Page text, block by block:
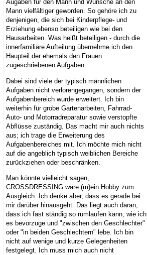
Augaben für den Mann und Wünsche an den
Mann vielfältiger geworden. So gehöre ich zu
denjenigen, die sich bei Kinderpflege- und
Erziehung ebenso beteiligen wie bei den
Hausarbeiten. Was heißt beteiligen - durch die
innerfamiliäre Aufteilung übernehme ich den
Haupteil der ehemals den Frauen
zugeschriebenen Aufgaben.
Dabei sind viele der typisch männlichen
Aufgaben nicht verlorengegangen, sondern der
Aufgabenbereich wurde erweitert. Ich bin
weiterhin für grobe Gartenarbeiten, Fahrrad-
Auto- und Motorradreparatur sowie verstopfte
Abflüsse zuständig. Das macht mir auch nichts
aus; ich trage die Erweiterung des
Aufgabenbereiches mit. Ich möchte mich nicht
auf die angeblich typisch weiblichen Bereiche
zurückziehen oder beschränken.
Man könnte vielleicht sagen,
CROSSDRESSING wäre (m)ein Hobby zum
Ausgleich. Ich denke aber, dass es gerade bei
mir darüber hinausgeht. Das liegt auch daran,
dass ich fast ständig so rumlaufen kann, wie ich
es bevorzuge und "zwischen den Geschlechter"
oder "in beiden Geschlechtern" lebe. Ich bin
nicht auf wenige und kurze Gelegenheiten
festgelegt. Ich muss mich auch nicht